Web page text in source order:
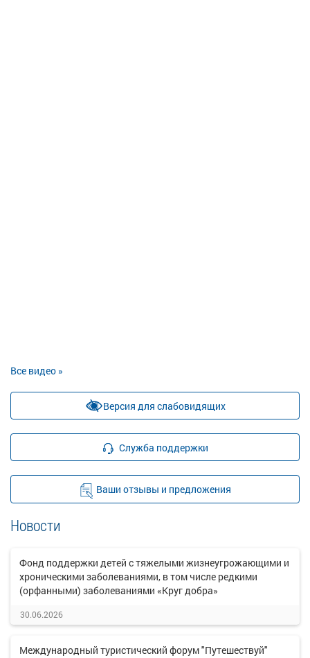
Все видео »
Версия для слабовидящих
Служба поддержки
Ваши отзывы и предложения
Новости
Фонд поддержки детей с тяжелыми жизнеугрожающими и
хроническими заболеваниями, в том числе редкими
(орфанными) заболеваниями «Круг добра»
30.06.2026
Международный туристический форум "Путешествуй"